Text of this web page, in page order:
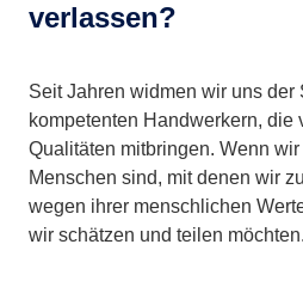
verlassen?
Seit Jahren widmen wir uns der
kompetenten Handwerkern, die
Qualitäten mitbringen. Wenn
Menschen sind, mit denen wir
wegen ihrer menschlichen
wir schätzen und teilen möchten.